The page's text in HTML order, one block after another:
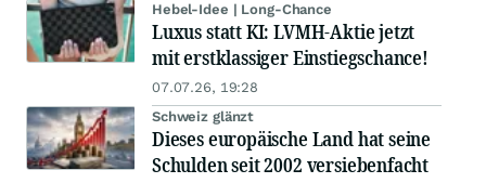
Hebel-Idee | Long-Chance
Luxus statt KI: LVMH-Aktie jetzt
mit erstklassiger Einstiegschance!
07.07.26, 19:28
Schweiz glänzt
Dieses europäische Land hat seine
Schulden seit 2002 versiebenfacht